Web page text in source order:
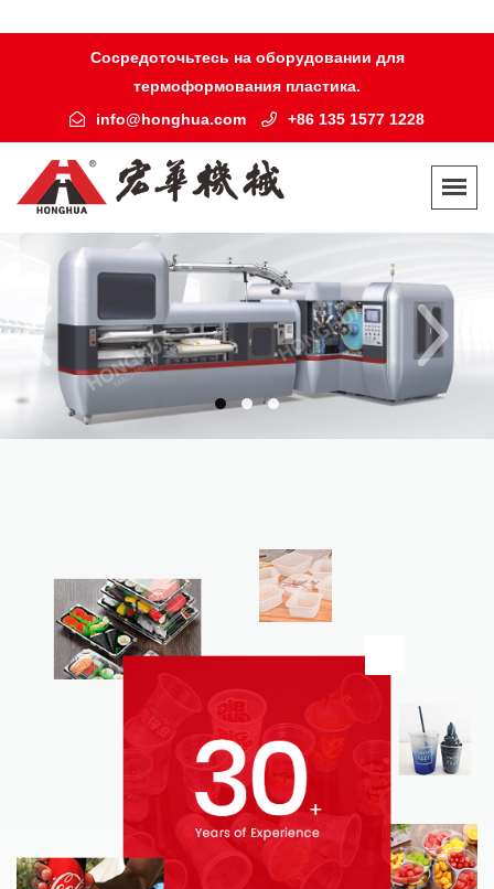
Сосредоточьтесь на оборудовании для
термоформования пластика.
info@honghua.com
+86 135 1577 1228